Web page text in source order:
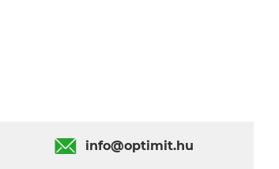
info@optimit.hu